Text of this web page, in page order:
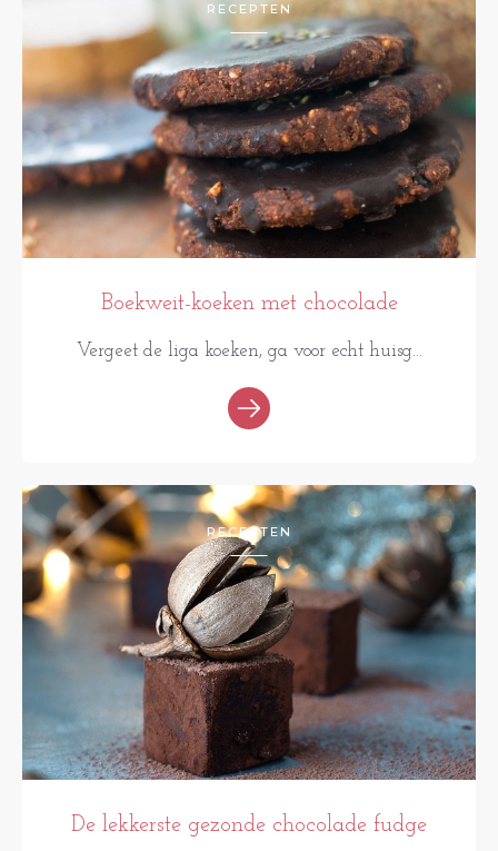
RECEPTEN
Boekweit-koeken met chocolade
Vergeet de liga koeken, ga voor echt huisg...
RECEPTEN
De lekkerste gezonde chocolade fudge